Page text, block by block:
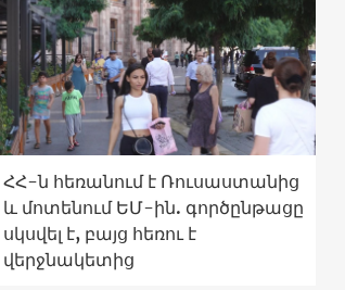
ՀՀ-ն հեռանում է Ռուսաստանից
և մոտենում ԵՄ-ին. գործընթացը
սկսվել է, բայց հեռու է
վերջնակետից